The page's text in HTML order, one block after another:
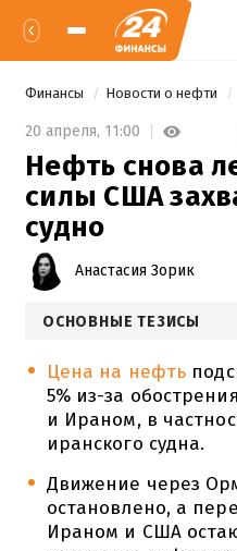
Финансы Новости о нефти
20 апреля, 11:00
Нефть снова
силы США
судно
Анастасия Зорик
ОСНОВНЫЕ ТЕЗИСЫ
Цена на нефть
5% из-за
и Ираном, в
иранского судна.
Движение через
остановлено, а
Ираном и США